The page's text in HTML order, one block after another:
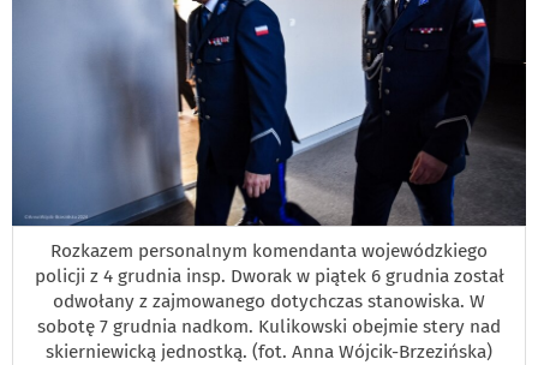
Rozkazem personalnym komendanta wojewódzkiego
policji z 4 grudnia insp. Dworak w piątek 6 grudnia został
odwołany z zajmowanego dotychczas stanowiska. W
sobotę 7 grudnia nadkom. Kulikowski obejmie stery nad
skierniewicką jednostką. (fot. Anna Wójcik-Brzezińska)